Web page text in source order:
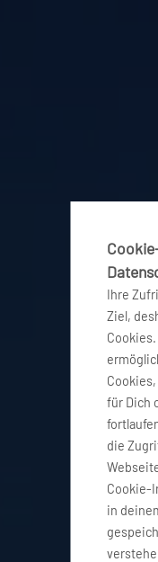
Ihre
Ziel,
für Dich
die
Cookie-
in